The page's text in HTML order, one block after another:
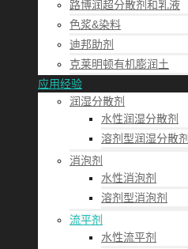
路博润超分散剂和乳液
色浆&染料
迪邦助剂
克莱明顿有机膨润土
应用经验
润湿分散剂
水性润湿分散剂
溶剂型润湿分散剂
消泡剂
水性消泡剂
溶剂型消泡剂
流平剂
水性流平剂